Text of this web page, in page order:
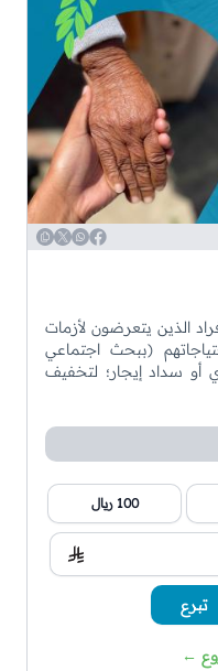
Facebook
WhatsApp
Twitter
Copy
الذين يتعرضون لأزمات
(ببحث اجتماعي
أو سداد إيجار؛ لتخفيف
100 ريال
تبرع
←